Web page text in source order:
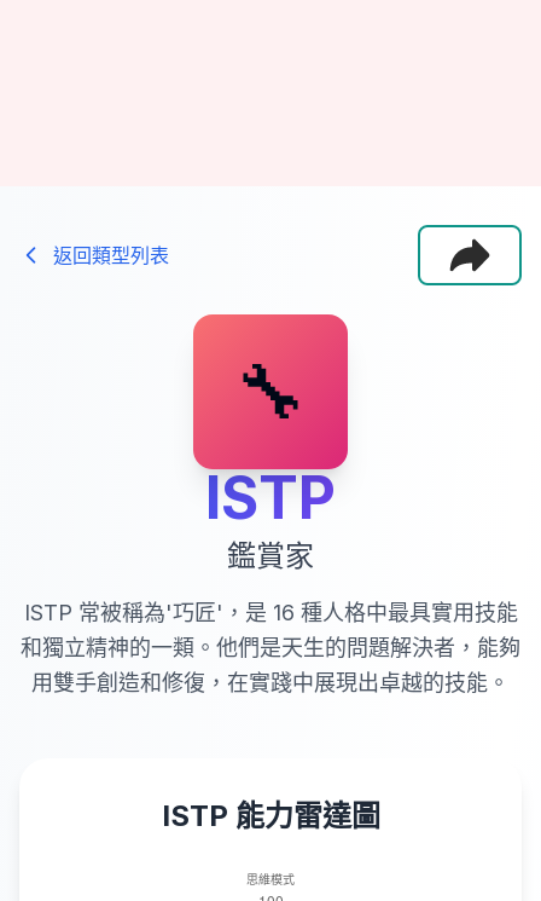
返回類型列表
🔧
ISTP
鑑賞家
ISTP 常被稱為'巧匠'，是 16 種人格中最具實用技能
和獨立精神的一類。他們是天生的問題解決者，能夠
用雙手創造和修復，在實踐中展現出卓越的技能。
ISTP 能力雷達圖